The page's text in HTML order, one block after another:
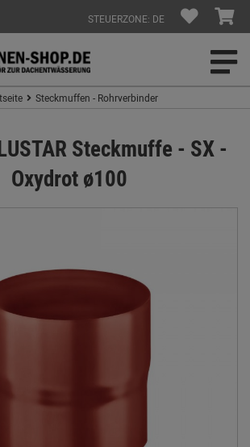
STEUERZONE: DE
Steckmuffen - Rohrverbinder
Steckmuffe - SX -
Oxydrot ø100